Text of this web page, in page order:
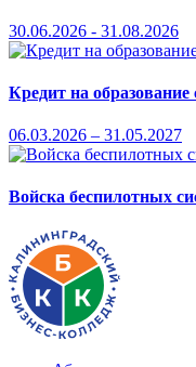
30.06.2026 - 31.08.2026
Кредит на образование
06.03.2026 – 31.05.2027
Войска беспилотных